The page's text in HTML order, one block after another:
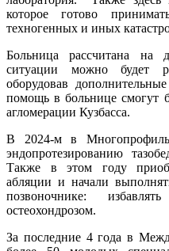
которое готово
техногенных и иных
Больница рассчитана на
ситуации можно будет
оборудовав
помощь в больнице смогут
агломерации Кузбасса.
В 2024-м в
эндопротезированию
Также в этом году
абляции и начали
позвоночнике:
остеохондрозом.
За последние 4 года в